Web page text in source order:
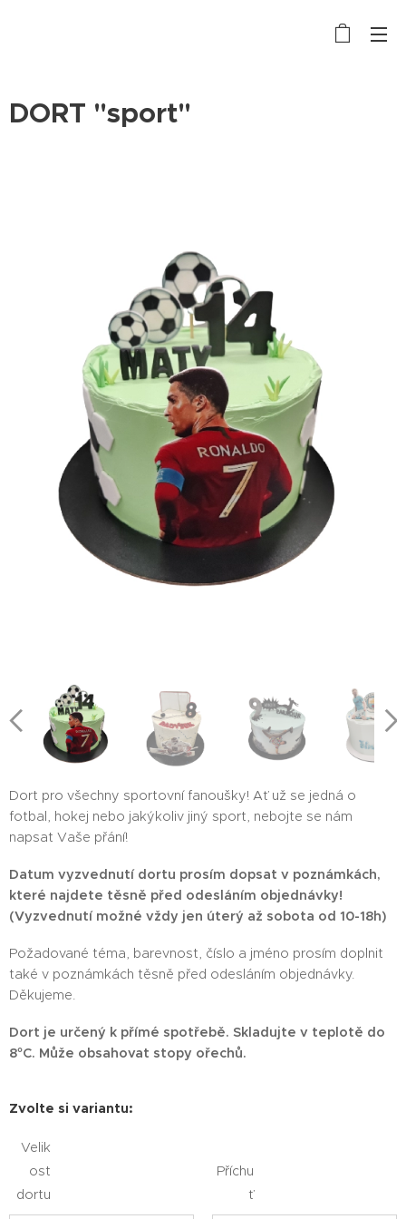
DORT "sport"
Dort pro všechny sportovní fanoušky! Ať už se jedná o
fotbal, hokej nebo jakýkoliv jiný sport, nebojte se nám
napsat Vaše přání!
Datum vyzvednutí dortu prosím dopsat v poznámkách,
které najdete těsně před odesláním objednávky!
(Vyzvednutí možné vždy jen úterý až sobota od 10-18h)
Požadované téma, barevnost, číslo a jméno prosím doplnit
také v poznámkách těsně před odesláním objednávky.
Děkujeme.
Dort je určený k přímé spotřebě. Skladujte v teplotě do
8°C. Může obsahovat stopy ořechů.
Zvolte si variantu:
Velik
ost
dortu
Příchu
ť